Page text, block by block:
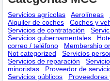
Servicios agrícolas Aerolíneas
Alquiler de coches
Coches y
Servicios de contratación
Servicios gubernamentales
correo / teléfono
Membership
Not categorized
Servicios
Servicios de reparación
minoristas
Proveedor de
Servicios públicos